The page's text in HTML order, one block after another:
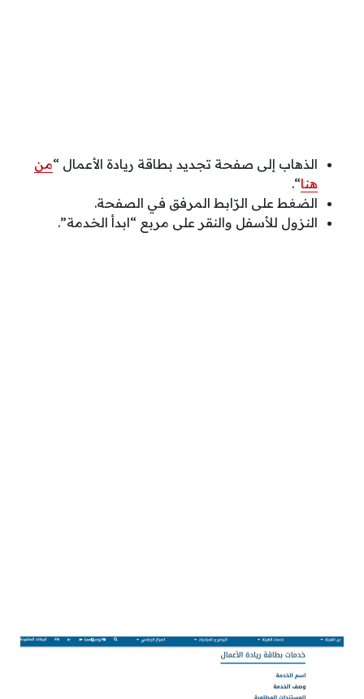
الذهاب إلى صفحة تجديد بطاقة ريادة الأعمال “من
هنا“.
الضغط على الرّابط المرفق في الصفحة.
النزول للأسفل والنقر على مربع “ابدأ الخدمة”.